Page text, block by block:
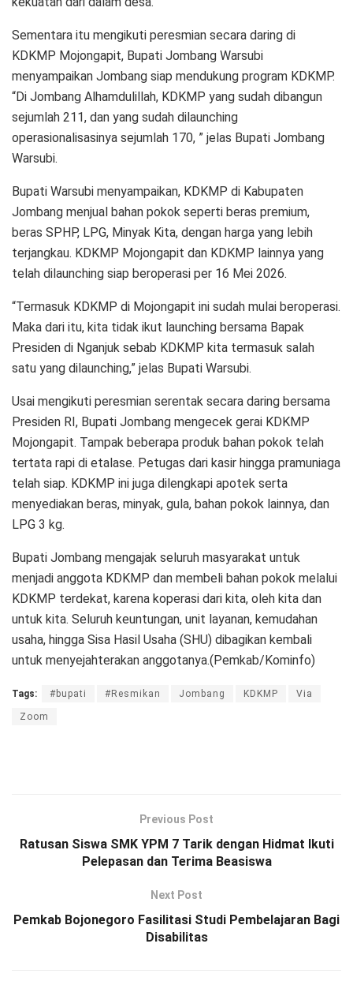
Sementara itu mengikuti peresmian secara daring di
KDKMP Mojongapit, Bupati Jombang Warsubi
menyampaikan Jombang siap mendukung program KDKMP.
“Di Jombang Alhamdulillah, KDKMP yang sudah dibangun
sejumlah 211, dan yang sudah dilaunching
operasionalisasinya sejumlah 170, ” jelas Bupati Jombang
Warsubi.
Bupati Warsubi menyampaikan, KDKMP di Kabupaten
Jombang menjual bahan pokok seperti beras premium,
beras SPHP, LPG, Minyak Kita, dengan harga yang lebih
terjangkau. KDKMP Mojongapit dan KDKMP lainnya yang
telah dilaunching siap beroperasi per 16 Mei 2026.
“Termasuk KDKMP di Mojongapit ini sudah mulai beroperasi.
Maka dari itu, kita tidak ikut launching bersama Bapak
Presiden di Nganjuk sebab KDKMP kita termasuk salah
satu yang dilaunching,” jelas Bupati Warsubi.
Usai mengikuti peresmian serentak secara daring bersama
Presiden RI, Bupati Jombang mengecek gerai KDKMP
Mojongapit. Tampak beberapa produk bahan pokok telah
tertata rapi di etalase. Petugas dari kasir hingga pramuniaga
telah siap. KDKMP ini juga dilengkapi apotek serta
menyediakan beras, minyak, gula, bahan pokok lainnya, dan
LPG 3 kg.
Bupati Jombang mengajak seluruh masyarakat untuk
menjadi anggota KDKMP dan membeli bahan pokok melalui
KDKMP terdekat, karena koperasi dari kita, oleh kita dan
untuk kita. Seluruh keuntungan, unit layanan, kemudahan
usaha, hingga Sisa Hasil Usaha (SHU) dibagikan kembali
untuk menyejahterakan anggotanya.(Pemkab/Kominfo)
Tags: #bupati #Resmikan Jombang KDKMP Via
Zoom
Previous Post
Ratusan Siswa SMK YPM 7 Tarik dengan Hidmat Ikuti
Pelepasan dan Terima Beasiswa
Next Post
Pemkab Bojonegoro Fasilitasi Studi Pembelajaran Bagi
Disabilitas